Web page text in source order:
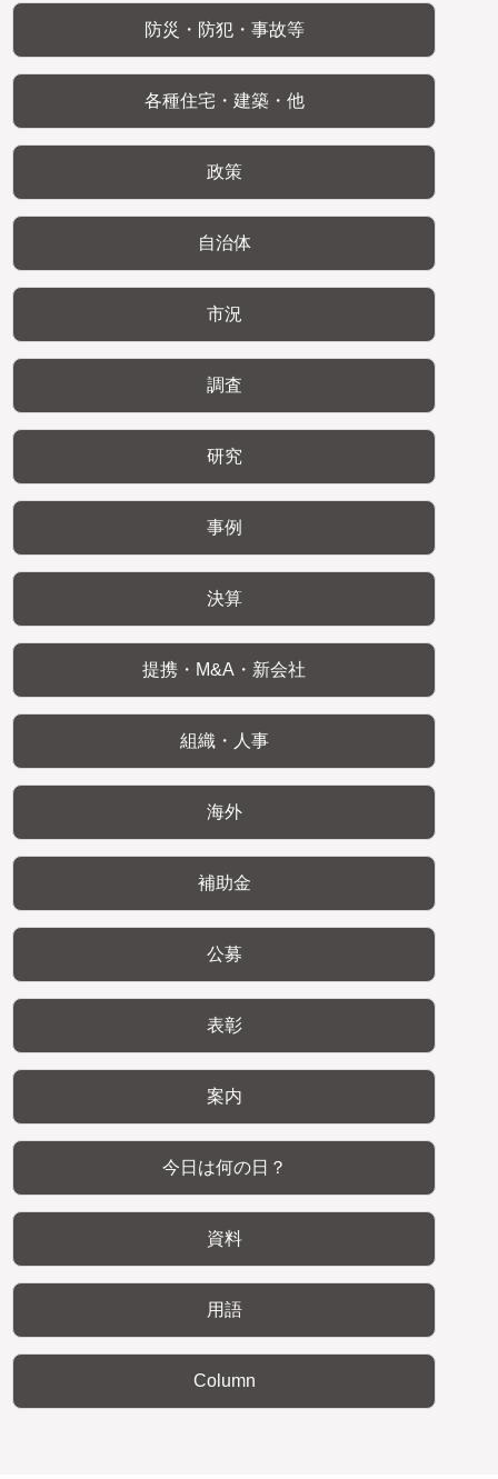
防災・防犯・事故等
各種住宅・建築・他
政策
自治体
市況
調査
研究
事例
決算
提携・M&A・新会社
組織・人事
海外
補助金
公募
表彰
案内
今日は何の日？
資料
用語
Column